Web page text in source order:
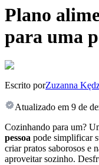
Plano
para uma
Escrito porZuzanna
Atualizado em 9 de
Cozinhando para um?
pessoa pode simplificar
criar pratos saborosos e
aproveitar sozinho.